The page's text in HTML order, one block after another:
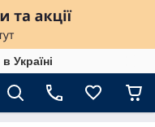
Україні